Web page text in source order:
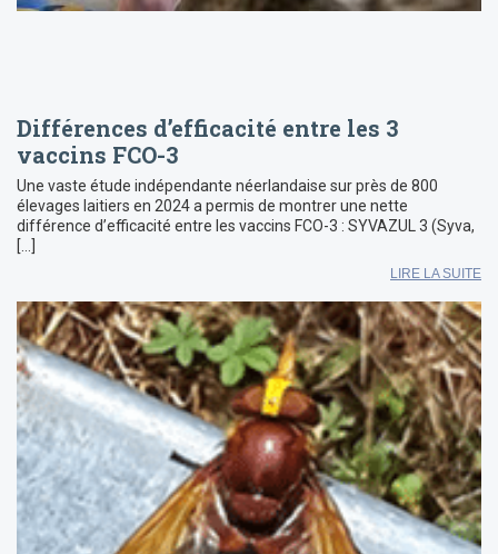
Différences d’efficacité entre les 3
vaccins FCO-3
Une vaste étude indépendante néerlandaise sur près de 800
élevages laitiers en 2024 a permis de montrer une nette
différence d’efficacité entre les vaccins FCO-3 : SYVAZUL 3 (Syva,
[…]
LIRE LA SUITE